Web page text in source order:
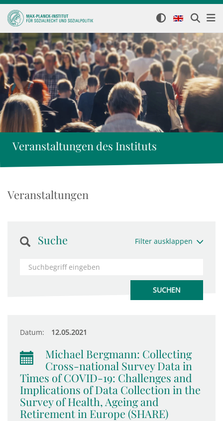
Veranstaltungen des Instituts
Veranstaltungen
Suche Filter ausklappen
Datum: 12.05.2021
Michael Bergmann: Collecting
Cross-national Survey Data in
Times of COVID-19: Challenges and
Implications of Data Collection in the
Survey of Health, Ageing and
Retirement in Europe (SHARE)